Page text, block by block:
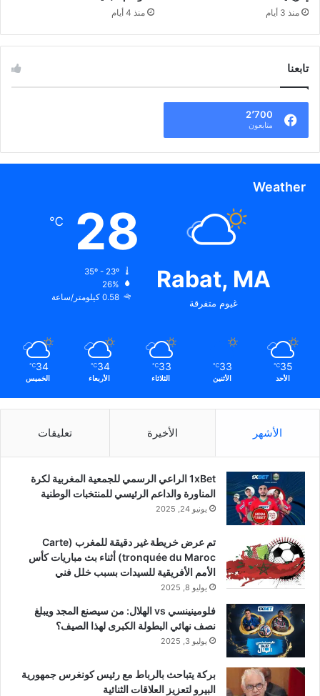
منذ 3 أيام منذ 4 أيام
تابعنا
2٬700
متابعون
Weather
Rabat, MA
غيوم متفرقة
28
℃
26%
0.58 كيلومتر/ساعة
35
℃
الأحد
33
℃
الأثنين
33
℃
الثلاثاء
34
℃
الأربعاء
34
℃
الخميس
الأشهر الأخيرة تعليقات
1xBet الراعي الرسمي للجمعية المغربية لكرة
المناورة والداعم الرئيسي للمنتخبات الوطنية
يونيو 24, 2025
تم عرض خريطة غير دقيقة للمغرب (Carte
tronquée du Maroc) أثناء بث مباريات كأس
الأمم الأفريقية للسيدات بسبب خلل فني
يوليو 8, 2025
فلومينينسي vs الهلال: من سيصنع المجد ويبلغ
نصف نهائي البطولة الكبرى لهذا الصيف؟
يوليو 3, 2025
بركة يتباحث بالرباط مع رئيس كونغرس جمهورية
البيرو لتعزيز العلاقات الثنائية